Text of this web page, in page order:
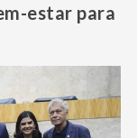
estar para